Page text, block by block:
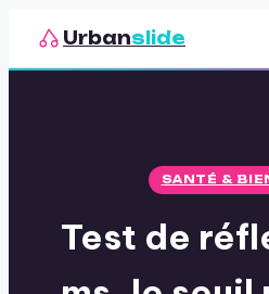
Urbanslide
Santé & Bien-être
Loisirs
SANTÉ &
Test de